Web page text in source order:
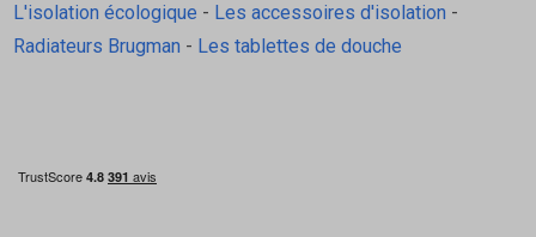
L'isolation écologique - Les accessoires d'isolation -
Radiateurs Brugman - Les tablettes de douche